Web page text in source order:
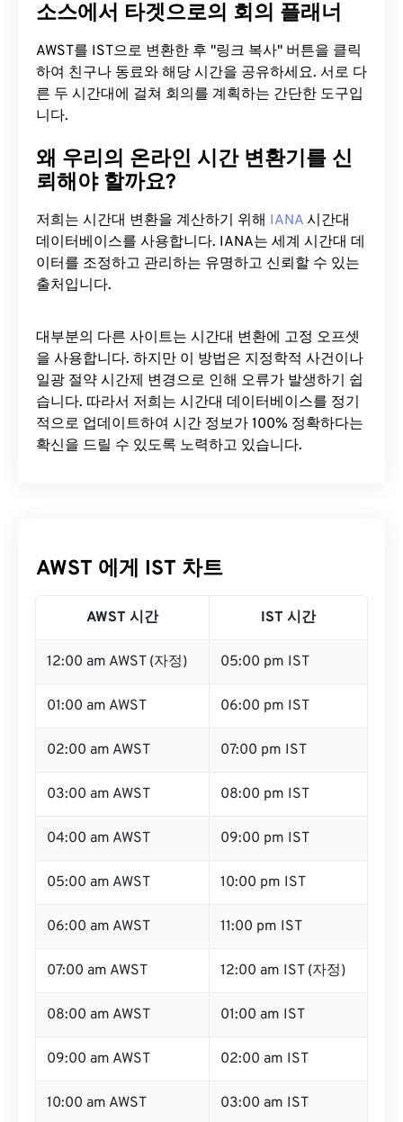
소스에서 타겟으로의 회의 플래너
AWST를 IST으로 변환한 후 "링크 복사" 버튼을 클릭
하여 친구나 동료와 해당 시간을 공유하세요. 서로 다
른 두 시간대에 걸쳐 회의를 계획하는 간단한 도구입
니다.
왜 우리의 온라인 시간 변환기를 신
뢰해야 할까요?
저희는 시간대 변환을 계산하기 위해 IANA 시간대
데이터베이스를 사용합니다. IANA는 세계 시간대 데
이터를 조정하고 관리하는 유명하고 신뢰할 수 있는
출처입니다.
대부분의 다른 사이트는 시간대 변환에 ​​고정 오프셋
을 사용합니다. 하지만 이 방법은 지정학적 사건이나
일광 절약 시간제 변경으로 인해 오류가 발생하기 쉽
습니다. 따라서 저희는 시간대 데이터베이스를 정기
적으로 업데이트하여 시간 정보가 100% 정확하다는
확신을 드릴 수 있도록 노력하고 있습니다.
AWST 에게 IST 차트
AWST 시간 IST 시간
12:00 am AWST (자정) 05:00 pm IST
01:00 am AWST 06:00 pm IST
02:00 am AWST 07:00 pm IST
03:00 am AWST 08:00 pm IST
04:00 am AWST 09:00 pm IST
05:00 am AWST 10:00 pm IST
06:00 am AWST 11:00 pm IST
07:00 am AWST 12:00 am IST (자정)
08:00 am AWST 01:00 am IST
09:00 am AWST 02:00 am IST
10:00 am AWST 03:00 am IST